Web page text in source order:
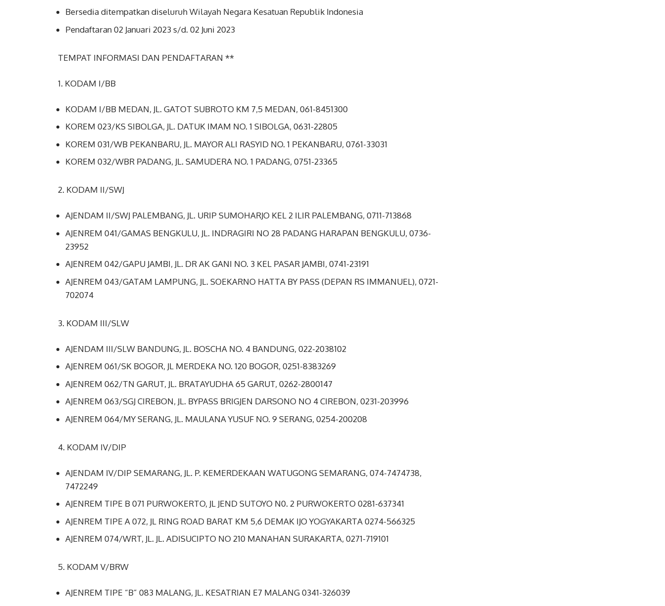
Bersedia ditempatkan diseluruh Wilayah Negara Kesatuan Republik Indonesia
Pendaftaran 02 Januari 2023 s/d. 02 Juni 2023
TEMPAT INFORMASI DAN PENDAFTARAN **
1. KODAM I/BB
KODAM I/BB MEDAN, JL. GATOT SUBROTO KM 7,5 MEDAN, 061-8451300
KOREM 023/KS SIBOLGA, JL. DATUK IMAM NO. 1 SIBOLGA, 0631-22805
KOREM 031/WB PEKANBARU, JL. MAYOR ALI RASYID NO. 1 PEKANBARU, 0761-33031
KOREM 032/WBR PADANG, JL. SAMUDERA NO. 1 PADANG, 0751-23365
2. KODAM II/SWJ
AJENDAM II/SWJ PALEMBANG, JL. URIP SUMOHARJO KEL 2 ILIR PALEMBANG, 0711-713868
AJENREM 041/GAMAS BENGKULU, JL. INDRAGIRI NO 28 PADANG HARAPAN BENGKULU, 0736-
23952
AJENREM 042/GAPU JAMBI, JL. DR AK GANI NO. 3 KEL PASAR JAMBI, 0741-23191
AJENREM 043/GATAM LAMPUNG, JL. SOEKARNO HATTA BY PASS (DEPAN RS IMMANUEL), 0721-
702074
3. KODAM III/SLW
AJENDAM III/SLW BANDUNG, JL. BOSCHA NO. 4 BANDUNG, 022-2038102
AJENREM 061/SK BOGOR, JL MERDEKA NO. 120 BOGOR, 0251-8383269
AJENREM 062/TN GARUT, JL. BRATAYUDHA 65 GARUT, 0262-2800147
AJENREM 063/SGJ CIREBON, JL. BYPASS BRIGJEN DARSONO NO 4 CIREBON, 0231-203996
AJENREM 064/MY SERANG, JL. MAULANA YUSUF NO. 9 SERANG, 0254-200208
4. KODAM IV/DIP
AJENDAM IV/DIP SEMARANG, JL. P. KEMERDEKAAN WATUGONG SEMARANG, 074-7474738,
7472249
AJENREM TIPE B 071 PURWOKERTO, JL JEND SUTOYO N0. 2 PURWOKERTO 0281-637341
AJENREM TIPE A 072, JL RING ROAD BARAT KM 5,6 DEMAK IJO YOGYAKARTA 0274-566325
AJENREM 074/WRT, JL. JL. ADISUCIPTO NO 210 MANAHAN SURAKARTA, 0271-719101
5. KODAM V/BRW
AJENREM TIPE “B” 083 MALANG, JL. KESATRIAN E7 MALANG 0341-326039